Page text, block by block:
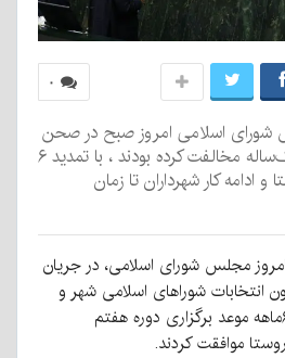
۰
شورای اسلامی امروز صبح در صحن
علنی مجلس با تمدید یک‌ساله مخالفت کرده بودند ، با تمدید ۶
ادامه کار شهرداران تا زمان
مجلس شورای اسلامی، در جریان
انتخابات شوراهای اسلامی شهر و
روستا، با پیشنهاد تعویق ۶ماهه موعد برگزاری دوره هفتم
موافقت کردند.